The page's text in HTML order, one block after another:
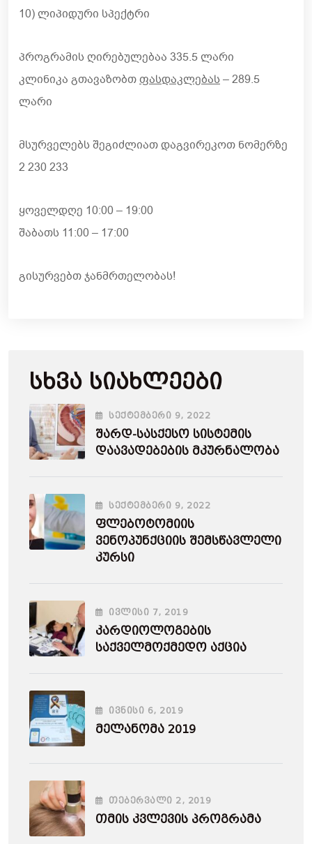
10) ლიპიდური სპექტრი
პროგრამის ღირებულებაა 335.5 ლარი
კლინიკა გთავაზობთფასდაკლებას– 289.5
ლარი
მსურველებს შეგიძლიათ დაგვირეკოთ ნომერზე
2 230 233
ყოველდღე 10:00 – 19:00
შაბათს 11:00 – 17:00
გისურვებთ ჯანმრთელობას!
Სხვა Სიახლეები
ᲡᲔᲥᲢᲔᲛᲑᲔᲠᲘ 9, 2022
Შარდ-Სასქესო Სისტემის
Დაავადებების Მკურნალობა
ᲡᲔᲥᲢᲔᲛᲑᲔᲠᲘ 9, 2022
Ფლებოტომიის
Ვენოპუნქციის Შემსწავლელი
Კურსი
ᲘᲕᲚᲘᲡᲘ 7, 2019
Კარდიოლოგების
Საქველმოქმედო Აქცია
ᲘᲕᲜᲘᲡᲘ 6, 2019
Მელანომა 2019
ᲗᲔᲑᲔᲠᲕᲐᲚᲘ 2 , 2019
Თმის Კვლევის Პროგრამა